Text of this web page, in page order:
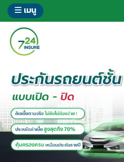
ข้าม
ส่วน
ของ
ข้อมูล
เมนู